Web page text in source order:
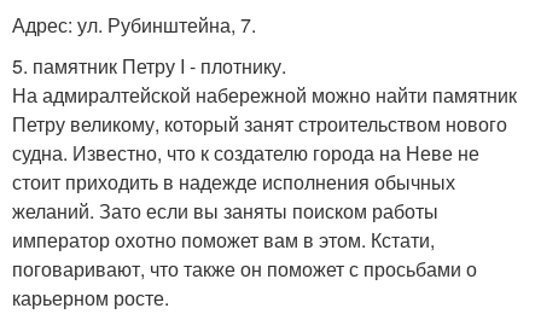
Адрес: ул. Рубинштейна, 7.
5. памятник Петру I - плотнику.
На адмиралтейской набережной можно найти памятник
Петру великому, который занят строительством нового
судна. Известно, что к создателю города на Неве не
стоит приходить в надежде исполнения обычных
желаний. Зато если вы заняты поиском работы
император охотно поможет вам в этом. Кстати,
поговаривают, что также он поможет с просьбами о
карьерном росте.